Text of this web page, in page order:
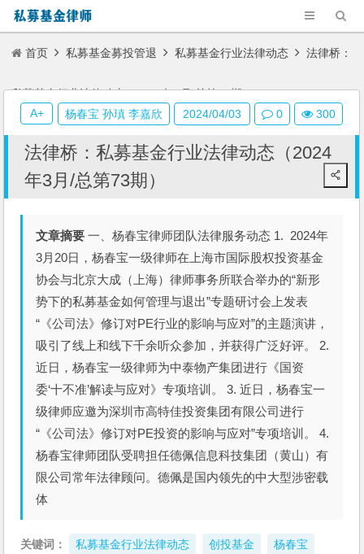
首页 私募基金募投管退 私募基金行业法律动态 法律桥：
私募基金行业法律动态（2024年3月/总第73期）
法律桥：私募基金行业法律动态（2024
年3月/总第73期）
文章摘要 一、杨春宝律师团队法律服务动态 1. 2024年
3月20日，杨春宝一级律师在上海市国际股权投资基金
协会与北京大成（上海）律师事务所联合举办的“新形
势下的私募基金如何管理与退出”专题研讨会上发表
“《公司法》修订对PE行业的影响与应对”的主题演讲，
吸引了线上和线下千余听众参加，并获得广泛好评。 2.
近日，杨春宝一级律师为中泰物产集团进行《国资
委‘十不准’解读与应对》专项培训。 3. 近日，杨春宝一
级律师应邀为深圳市高特佳投资集团有限公司进行
“《公司法》修订对PE投资的影响与应对”专项培训。 4.
杨春宝律师团队受聘担任德佩信息科技集团（黄山）有
限公司常年法律顾问。德佩是国内领先的中大型涉密载
体
关键词： 私募基金行业法律动态 创投基金 杨春宝
杨春宝 孙瑱 李嘉欣 2024/04/03 0 300
A+